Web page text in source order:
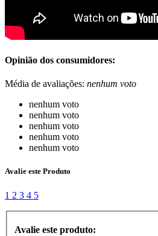
Opinião dos consumidores:
Média de avaliações: nenhum voto
nenhum voto
nenhum voto
nenhum voto
nenhum voto
nenhum voto
Avalie este Produto
1 2 3 4 5
Avalie este produto: